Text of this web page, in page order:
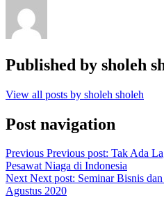
Published by sholeh
View all posts by sholeh sholeh
Post navigation
Previous Previous post: Tak Ada
Pesawat Niaga di Indonesia
Next Next post: Seminar Bisnis
Agustus 2020